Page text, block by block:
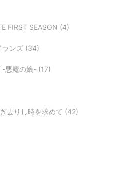
FIRST SEASON (4)
ランズ (34)
-悪魔の娘- (17)
去りし時を求めて (42)